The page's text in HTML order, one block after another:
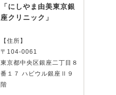
「にしやま由美東京銀
座クリニック」
【住所】
〒104-0061
東京都中央区銀座二丁目８
番１７ ハビウル銀座Ⅱ９
階